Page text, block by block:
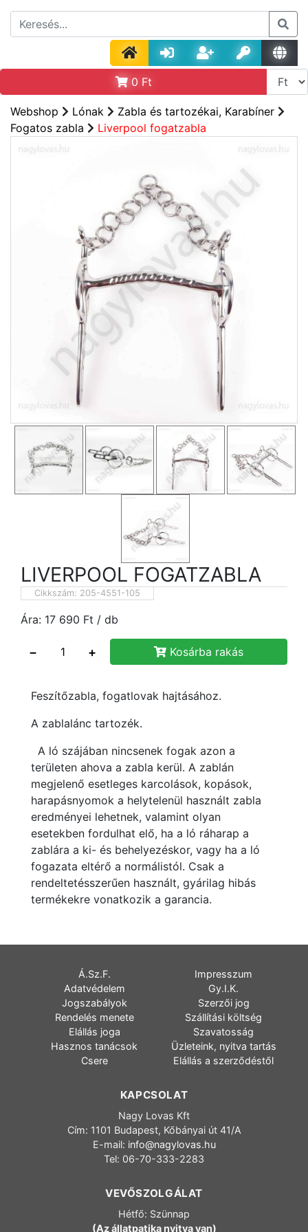
0 Ft
Webshop Lónak
Zabla és tartozékai, Karabíner
Fogatos zabla
Liverpool fogatzabla
LIVERPOOL FOGATZABLA
Cikkszám: 205-4551-105
Ára: 17 690 Ft / db
− + Kosárba rakás
Feszítőzabla, fogatlovak hajtásához.
A zablalánc tartozék.
A ló szájában nincsenek fogak azon a
területen ahova a zabla kerül. A zablán
megjelenő esetleges karcolások, kopások,
harapásnyomok a helytelenül használt zabla
eredményei lehetnek, valamint olyan
esetekben fordulhat elő, ha a ló ráharap a
zablára a ki- és behelyezéskor, vagy ha a ló
fogazata eltérő a normálistól. Csak a
rendeltetésszerűen használt, gyárilag hibás
termékekre vonatkozik a garancia.
Á.Sz.F.
Impresszum
Adatvédelem
Gy.I.K.
Jogszabályok
Szerzői jog
Rendelés menete
Szállítási költség
Elállás joga
Szavatosság
Hasznos tanácsok
Üzleteink, nyitva tartás
Csere
Elállás a szerződéstől
KAPCSOLAT
Nagy Lovas Kft
Cím: 1101 Budapest, Kőbányai út 41/A
E-mail: info@nagylovas.hu
Tel: 06-70-333-2283
VEVŐSZOLGÁLAT
Hétfő: Szünnap
(Az állatpatika nyitva van)